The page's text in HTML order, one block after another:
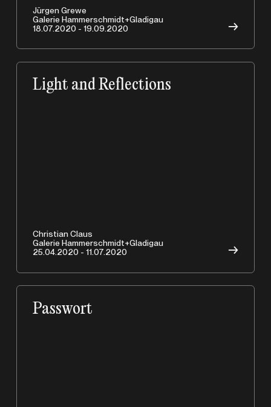
Jürgen Grewe
Galerie Hammerschmidt+Gladigau
18.07.2020 - 19.09.2020
→
Light and Reflections
Christian Claus
Galerie Hammerschmidt+Gladigau
25.04.2020 - 11.07.2020
→
Passwort
Copyrights © 2026 HAMMERSCHMIDTGLADIGAU